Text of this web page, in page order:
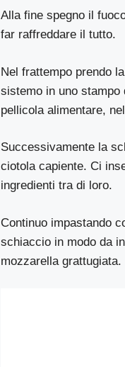
Alla fine spegno il
far raffreddare il tutto.
Nel frattempo prendo
sistemo in uno stampo
pellicola alimentare,
Successivamente la
ciotola capiente. Ci
ingredienti tra di loro.
Continuo impastando
schiaccio in modo da
mozzarella grattugiata.